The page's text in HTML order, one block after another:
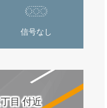
信号なし
目 付近